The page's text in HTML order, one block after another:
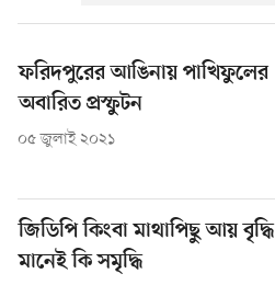
ফরিদপুরের আঙিনায় পাখিফুলের
অবারিত প্রস্ফুটন
০৫ জুলাই ২০২১
জিডিপি কিংবা মাথাপিছু আয় বৃদ্ধি
মানেই কি সমৃদ্ধি